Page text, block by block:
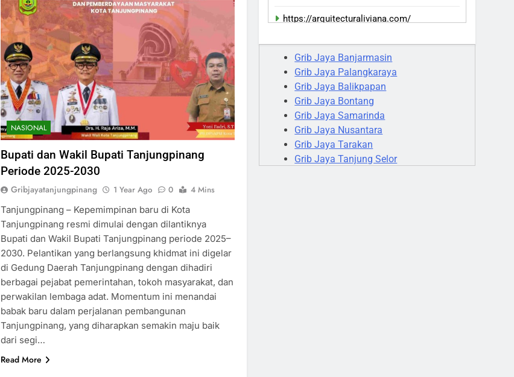
NASIONAL
Bupati dan Wakil Bupati Tanjungpinang
Periode 2025-2030
Gribjayatanjungpinang 1 Year Ago 0
4 Mins
Tanjungpinang – Kepemimpinan baru di Kota
Tanjungpinang resmi dimulai dengan dilantiknya
Bupati dan Wakil Bupati Tanjungpinang periode 2025–
2030. Pelantikan yang berlangsung khidmat ini digelar
di Gedung Daerah Tanjungpinang dengan dihadiri
berbagai pejabat pemerintahan, tokoh masyarakat, dan
perwakilan lembaga adat. Momentum ini menandai
babak baru dalam perjalanan pembangunan
Tanjungpinang, yang diharapkan semakin maju baik
dari segi…
Read More
https://arquitecturaliviana.com/
indowin88jp resmi
Grib Jaya Banjarmasin
Grib Jaya Palangkaraya
Grib Jaya Balikpapan
Grib Jaya Bontang
Grib Jaya Samarinda
Grib Jaya Nusantara
Grib Jaya Tarakan
Grib Jaya Tanjung Selor